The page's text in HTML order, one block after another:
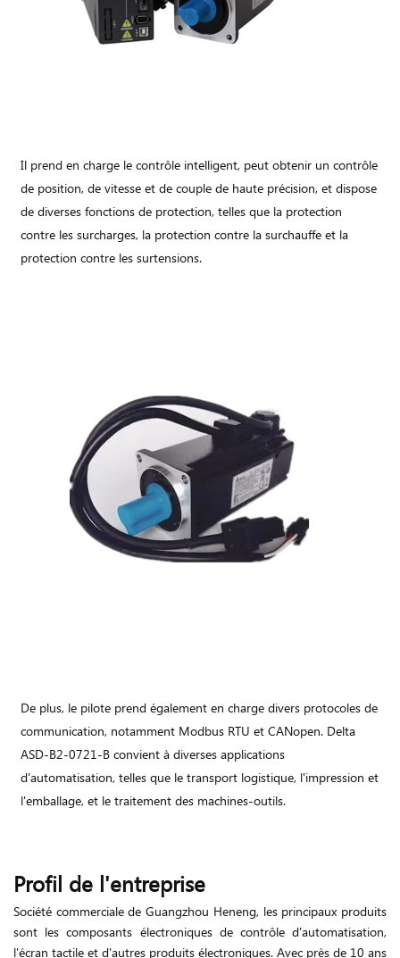
Il prend en charge le contrôle intelligent, peut obtenir un contrôle
de position, de vitesse et de couple de haute précision, et dispose
de diverses fonctions de protection, telles que la protection
contre les surcharges, la protection contre la surchauffe et la
protection contre les surtensions.
De plus, le pilote prend également en charge divers protocoles de
communication, notamment Modbus RTU et CANopen. Delta
ASD-B2-0721-B convient à diverses applications
d'automatisation, telles que le transport logistique, l'impression et
l'emballage, et le traitement des machines-outils.
Profil de l'entreprise
Société commerciale de Guangzhou Heneng, les principaux produits
sont les composants électroniques de contrôle d'automatisation,
l'écran tactile et d'autres produits électroniques. Avec près de 10 ans